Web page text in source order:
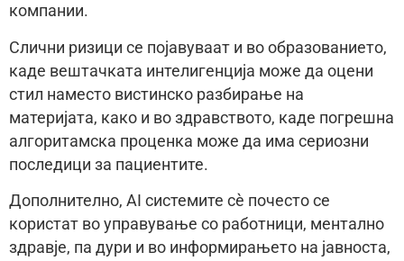
компании.
Слични ризици се појавуваат и во образованието,
каде вештачката интелигенција може да оцени
стил наместо вистинско разбирање на
материјата, како и во здравството, каде погрешна
алгоритамска проценка може да има сериозни
последици за пациентите.
Дополнително, AI системите сè почесто се
користат во управување со работници, ментално
здравје, па дури и во информирањето на јавноста,